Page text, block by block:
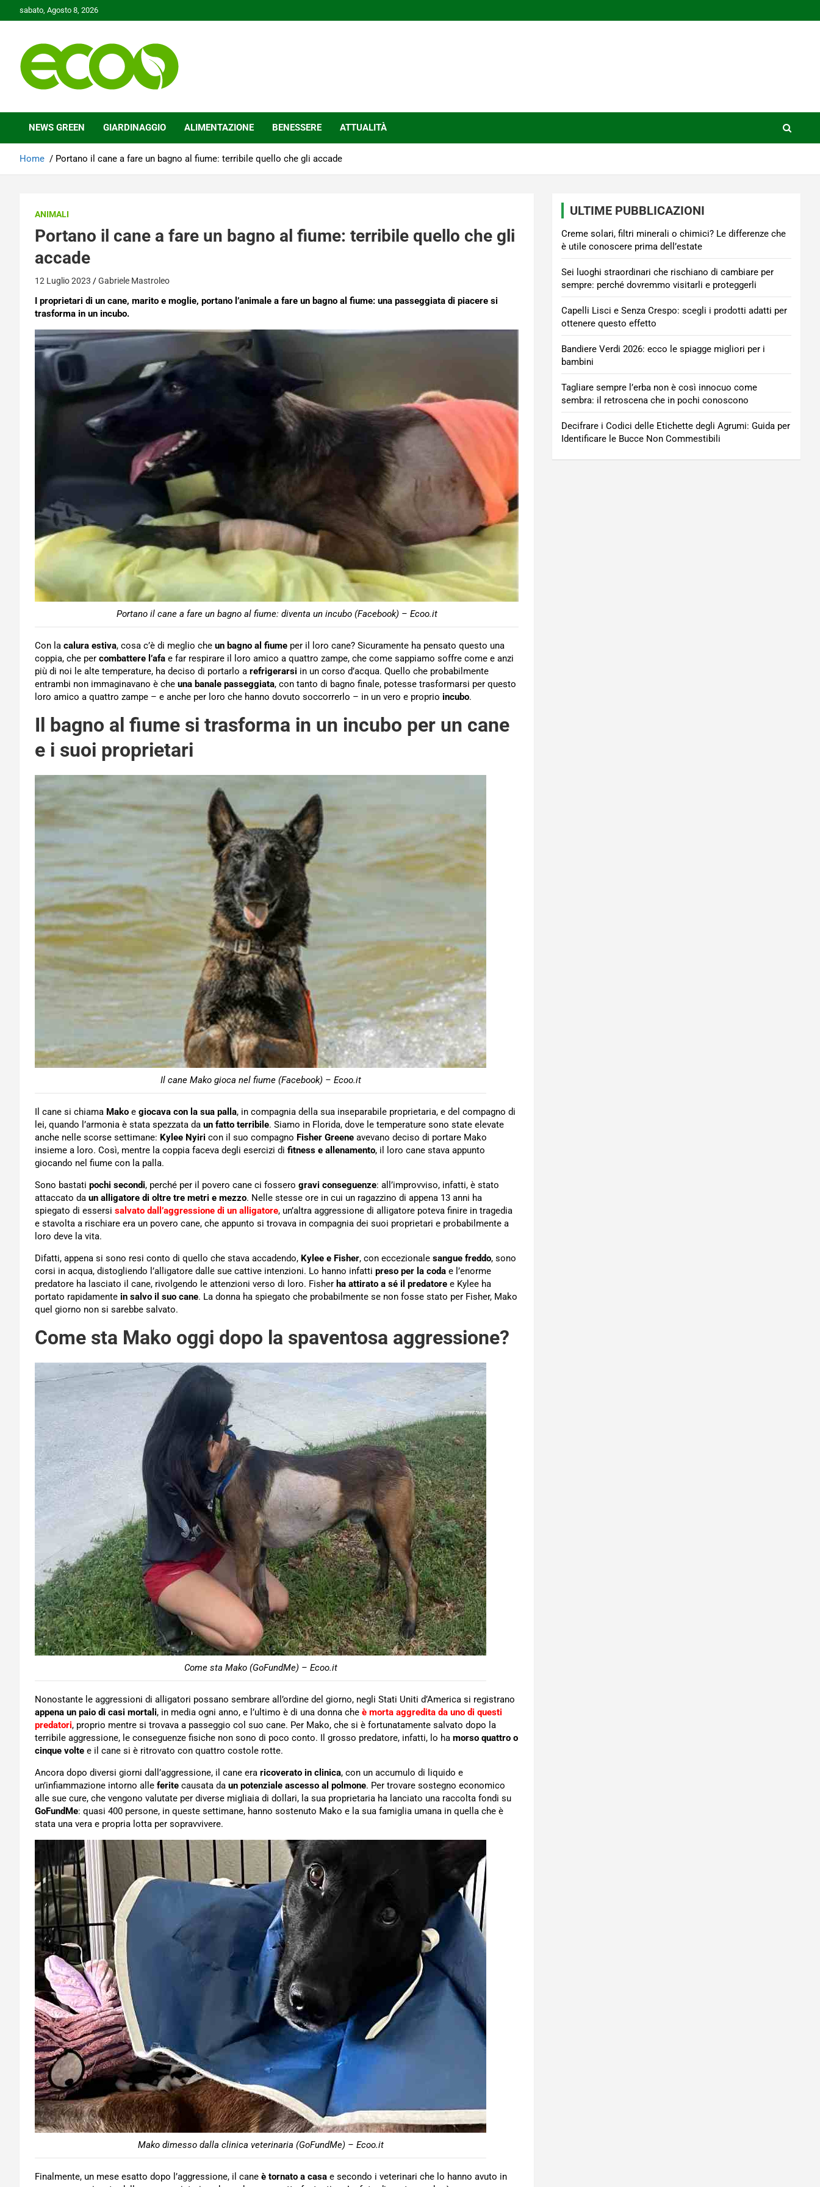
to
sabato, Agosto 8, 2026
Ecoo.it
NEWS GREEN GIARDINAGGIO ALIMENTAZIONE BENESSERE ATTUALITÀ
Home Portano il cane a fare un bagno al fiume: terribile quello che gli accade
ANIMALI
Portano il cane a fare un bagno al fiume: terribile quello che gli
accade
12 Luglio 2023 Gabriele Mastroleo
I proprietari di un cane, marito e moglie, portano l’animale a fare un bagno al fiume: una passeggiata di piacere si
trasforma in un incubo.
Portano il cane a fare un bagno al fiume: diventa un incubo (Facebook) – Ecoo.it
Con la calura estiva, cosa c’è di meglio che un bagno al fiume per il loro cane? Sicuramente ha pensato questo una
coppia, che per combattere l’afa e far respirare il loro amico a quattro zampe, che come sappiamo soffre come e anzi
più di noi le alte temperature, ha deciso di portarlo a refrigerarsi in un corso d’acqua. Quello che probabilmente
entrambi non immaginavano è che una banale passeggiata, con tanto di bagno finale, potesse trasformarsi per questo
loro amico a quattro zampe – e anche per loro che hanno dovuto soccorrerlo – in un vero e proprio incubo.
Il bagno al fiume si trasforma in un incubo per un cane
e i suoi proprietari
Il cane Mako gioca nel fiume (Facebook) – Ecoo.it
Il cane si chiama Mako e giocava con la sua palla, in compagnia della sua inseparabile proprietaria, e del compagno di
lei, quando l’armonia è stata spezzata da un fatto terribile. Siamo in Florida, dove le temperature sono state elevate
anche nelle scorse settimane: Kylee Nyiri con il suo compagno Fisher Greene avevano deciso di portare Mako
insieme a loro. Così, mentre la coppia faceva degli esercizi di fitness e allenamento, il loro cane stava appunto
giocando nel fiume con la palla.
Sono bastati pochi secondi, perché per il povero cane ci fossero gravi conseguenze: all’improvviso, infatti, è stato
attaccato da un alligatore di oltre tre metri e mezzo. Nelle stesse ore in cui un ragazzino di appena 13 anni ha
spiegato di essersi salvato dall’aggressione di un alligatore, un’altra aggressione di alligatore poteva finire in tragedia
e stavolta a rischiare era un povero cane, che appunto si trovava in compagnia dei suoi proprietari e probabilmente a
loro deve la vita.
Difatti, appena si sono resi conto di quello che stava accadendo, Kylee e Fisher, con eccezionale sangue freddo, sono
corsi in acqua, distogliendo l’alligatore dalle sue cattive intenzioni. Lo hanno infatti preso per la coda e l’enorme
predatore ha lasciato il cane, rivolgendo le attenzioni verso di loro. Fisher ha attirato a sé il predatore e Kylee ha
portato rapidamente in salvo il suo cane. La donna ha spiegato che probabilmente se non fosse stato per Fisher, Mako
quel giorno non si sarebbe salvato.
Come sta Mako oggi dopo la spaventosa aggressione?
Come sta Mako (GoFundMe) – Ecoo.it
Nonostante le aggressioni di alligatori possano sembrare all’ordine del giorno, negli Stati Uniti d’America si registrano
appena un paio di casi mortali, in media ogni anno, e l’ultimo è di una donna che è morta aggredita da uno di questi
predatori, proprio mentre si trovava a passeggio col suo cane. Per Mako, che si è fortunatamente salvato dopo la
terribile aggressione, le conseguenze fisiche non sono di poco conto. Il grosso predatore, infatti, lo ha morso quattro o
cinque volte e il cane si è ritrovato con quattro costole rotte.
Ancora dopo diversi giorni dall’aggressione, il cane era ricoverato in clinica, con un accumulo di liquido e
un’infiammazione intorno alle ferite causata da un potenziale ascesso al polmone. Per trovare sostegno economico
alle sue cure, che vengono valutate per diverse migliaia di dollari, la sua proprietaria ha lanciato una raccolta fondi su
GoFundMe: quasi 400 persone, in queste settimane, hanno sostenuto Mako e la sua famiglia umana in quella che è
stata una vera e propria lotta per sopravvivere.
Mako dimesso dalla clinica veterinaria (GoFundMe) – Ecoo.it
Finalmente, un mese esatto dopo l’aggressione, il cane è tornato a casa e secondo i veterinari che lo hanno avuto in
ULTIME PUBBLICAZIONI
Creme solari, filtri minerali o chimici? Le differenze che
è utile conoscere prima dell’estate
Sei luoghi straordinari che rischiano di cambiare per
sempre: perché dovremmo visitarli e proteggerli
Capelli Lisci e Senza Crespo: scegli i prodotti adatti per
ottenere questo effetto
Bandiere Verdi 2026: ecco le spiagge migliori per i
bambini
Tagliare sempre l’erba non è così innocuo come
sembra: il retroscena che in pochi conoscono
Decifrare i Codici delle Etichette degli Agrumi: Guida per
Identificare le Bucce Non Commestibili